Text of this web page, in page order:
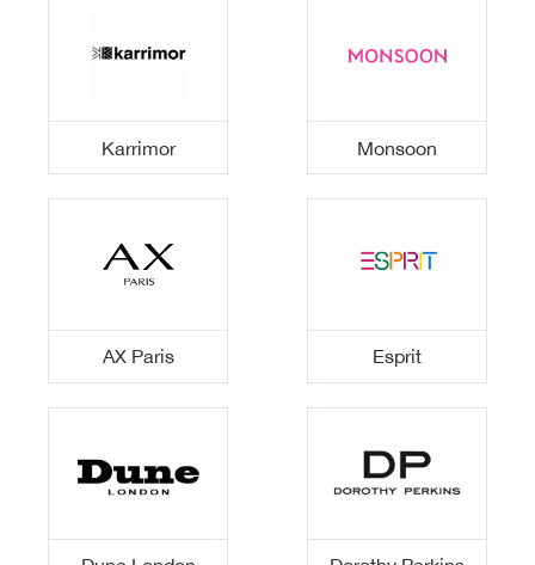
Karrimor Monsoon
AX Paris Esprit